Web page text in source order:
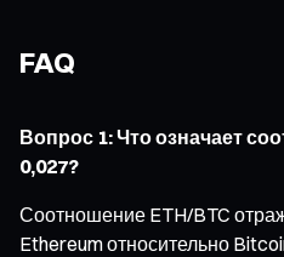
FAQ
Вопрос 1: Что означает
0,027?
Соотношение ETH/BTC
Ethereum относительно